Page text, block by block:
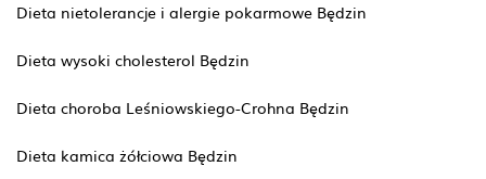
Dieta nietolerancje i alergie pokarmowe Będzin
Dieta wysoki cholesterol Będzin
Dieta choroba Leśniowskiego-Crohna Będzin
Dieta kamica żółciowa Będzin